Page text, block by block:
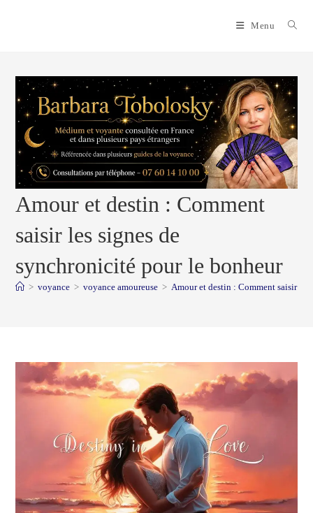
Menu
Amour et destin : Comment
saisir les signes de
synchronicité pour le bonheur
> voyance > voyance amoureuse > Amour et destin : Comment saisir